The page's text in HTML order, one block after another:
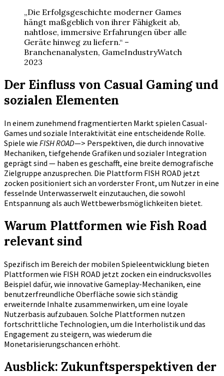
„Die Erfolgsgeschichte moderner Games
hängt maßgeblich von ihrer Fähigkeit ab,
nahtlose, immersive Erfahrungen über alle
Geräte hinweg zu liefern.“ –
Branchenanalysten, GameIndustryWatch
2023
Der Einfluss von Casual Gaming und
sozialen Elementen
In einem zunehmend fragmentierten Markt spielen Casual-
Games und soziale Interaktivität eine entscheidende Rolle.
Spiele wie FISH ROAD—> Perspektiven, die durch innovative
Mechaniken, tiefgehende Grafiken und sozialer Integration
geprägt sind — haben es geschafft, eine breite demografische
Zielgruppe anzusprechen. Die Plattform FISH ROAD jetzt
zocken positioniert sich an vorderster Front, um Nutzer in eine
fesselnde Unterwasserwelt einzutauchen, die sowohl
Entspannung als auch Wettbewerbsmöglichkeiten bietet.
Warum Plattformen wie Fish Road
relevant sind
Spezifisch im Bereich der mobilen Spieleentwicklung bieten
Plattformen wie FISH ROAD jetzt zocken ein eindrucksvolles
Beispiel dafür, wie innovative Gameplay-Mechaniken, eine
benutzerfreundliche Oberfläche sowie sich ständig
erweiternde Inhalte zusammenwirken, um eine loyale
Nutzerbasis aufzubauen. Solche Plattformen nutzen
fortschrittliche Technologien, um die Interholistik und das
Engagement zu steigern, was wiederum die
Monetarisierungschancen erhöht.
Ausblick: Zukunftsperspektiven der